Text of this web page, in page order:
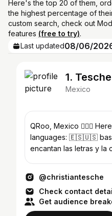
Here's the top 20 of them,
the highest percentage of
custom search, check out
features (free to try).
Last updated08/06/
1.
Mexico
QRoo, Mexico 🏋🏽‍♂️
languages: 🇪🇸🇺🇸
encantan las letras y la
@christiantesche
Check contact
Get audience